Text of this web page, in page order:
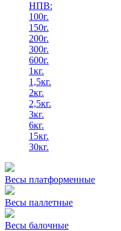
НПВ:
100г.
150г.
200г.
300г.
600г.
1кг.
1,5кг.
2кг.
2,5кг.
3кг.
6кг.
15кг.
30кг.
Весы платформенные
Весы паллетные
Весы балочные